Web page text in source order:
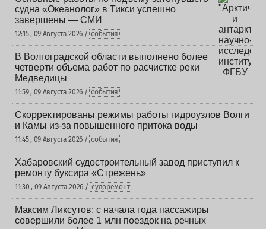
судна «Океанолог» в Тикси успешно
завершены — СМИ
12:15 , 09 Августа 2026 / события
В Волгоградской области выполнено более
четверти объема работ по расчистке реки
Медведицы
11:59 , 09 Августа 2026 / события
Скорректированы режимы работы гидроузлов Волги
и Камы из-за повышенного притока воды
11:45 , 09 Августа 2026 / события
Хабаровский судостроительный завод приступил к
ремонту буксира «Стрежень»
11:30 , 09 Августа 2026 / судоремонт
Максим Ликсутов: с начала года пассажиры
совершили более 1 млн поездок на речных